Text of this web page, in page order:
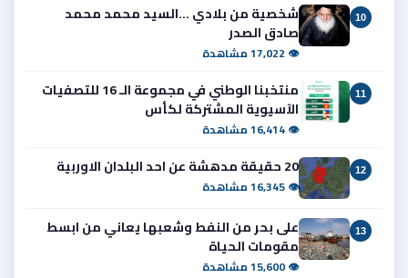
10
شخصية من بلادي ...السيد محمد محمد
صادق الصدر
👁 17,022 مشاهدة
11
منتخبنا الوطني في مجموعة الـ 16 للتصفيات
الآسيوية المشتركة لكأس
👁 16,414 مشاهدة
12 20 حقيقة مدهشة عن احد البلدان الاوربية
👁 16,345 مشاهدة
13
على بحر من النفط وشعبها يعاني من ابسط
مقومات الحياة
👁 15,600 مشاهدة